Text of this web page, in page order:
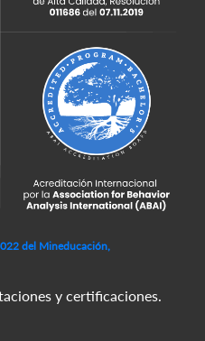
del Mineducación,
y certificaciones.